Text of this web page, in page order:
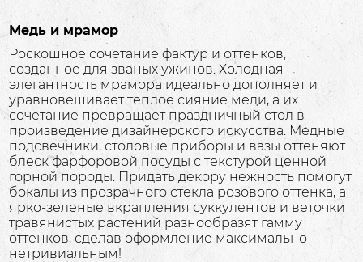
Медь и мрамор
Роскошное сочетание фактур и оттенков,
созданное для званых ужинов. Холодная
элегантность мрамора идеально дополняет и
уравновешивает теплое сияние меди, а их
сочетание превращает праздничный стол в
произведение дизайнерского искусства. Медные
подсвечники, столовые приборы и вазы оттеняют
блеск фарфоровой посуды с текстурой ценной
горной породы. Придать декору нежность помогут
бокалы из прозрачного стекла розового оттенка, а
ярко-зеленые вкрапления суккулентов и веточки
травянистых растений разнообразят гамму
оттенков, сделав оформление максимально
нетривиальным!